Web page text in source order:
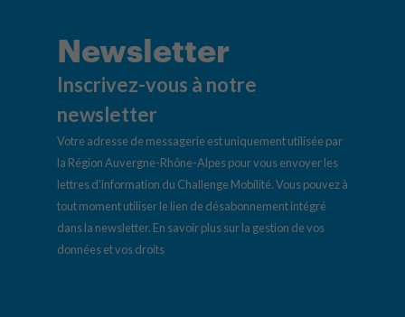
Newsletter
Inscrivez-vous à notre
newsletter
Votre adresse de messagerie est uniquement utilisée par
la Région Auvergne-Rhône-Alpes pour vous envoyer les
lettres d’information du Challenge Mobilité. Vous pouvez à
tout moment utiliser le lien de désabonnement intégré
dans la newsletter. En savoir plus sur la gestion de vos
données et vos droits